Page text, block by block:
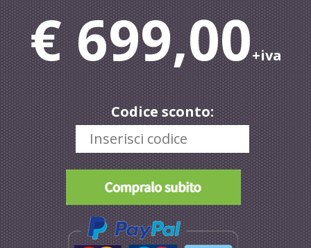
€ 699,00+iva
Codice sconto: